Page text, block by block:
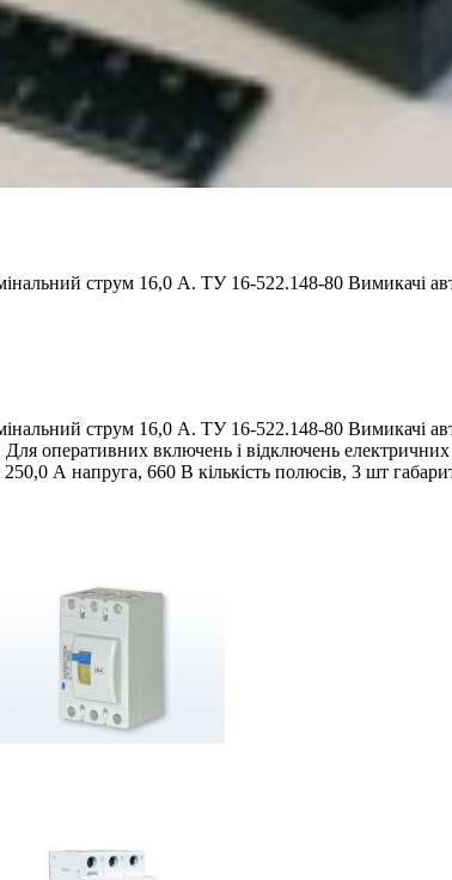
струм 16,0 А. ТУ 16-522.148-80 Вимикачі
струм 16,0 А. ТУ 16-522.148-80 Вимикачі
оперативних включень і відключень
А напруга, 660 В кількість полюсів, 3 шт